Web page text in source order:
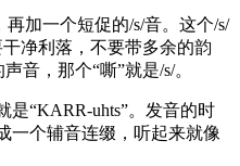
再加一个短促的/s/音。这个/s/
净利落，不要带多余的韵
音，那个“嘶”就是/s/。
是“KARR-uhts”。发音的时
一个辅音连缀，听起来就像